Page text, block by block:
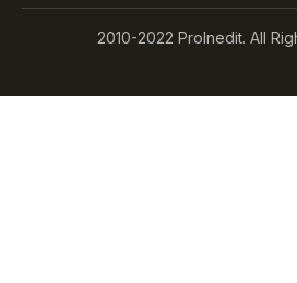
2010-2022 ProInedit. All